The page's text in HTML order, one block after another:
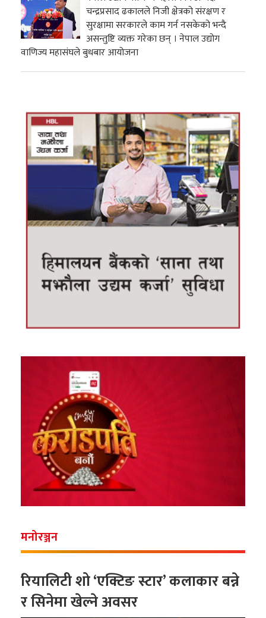
चन्द्रप्रसाद ढकालले निजी क्षेत्रको संरक्षण र
सुरक्षामा सरकारले काम गर्न नसकेको भन्दै
असन्तुष्टि व्यक्त गरेका छन् । नेपाल उद्योग
वाणिज्य महासंघले बुधबार आयोजना
मनोरञ्जन
रियालिटी शो ‘एक्टिङ स्टार’ कलाकार बन्ने
र सिनेमा खेल्ने अवसर